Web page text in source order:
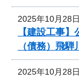
2025年10月28
【建設工事
（債務）飛
2025年10月28